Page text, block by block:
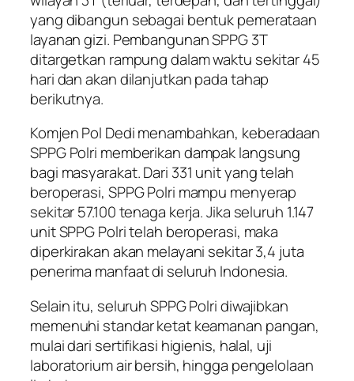
yang dibangun sebagai bentuk pemerataan
layanan gizi. Pembangunan SPPG 3T
ditargetkan rampung dalam waktu sekitar 45
hari dan akan dilanjutkan pada tahap
berikutnya.
Komjen Pol Dedi menambahkan, keberadaan
SPPG Polri memberikan dampak langsung
bagi masyarakat. Dari 331 unit yang telah
beroperasi, SPPG Polri mampu menyerap
sekitar 57.100 tenaga kerja. Jika seluruh 1.147
unit SPPG Polri telah beroperasi, maka
diperkirakan akan melayani sekitar 3,4 juta
penerima manfaat di seluruh Indonesia.
Selain itu, seluruh SPPG Polri diwajibkan
memenuhi standar ketat keamanan pangan,
mulai dari sertifikasi higienis, halal, uji
laboratorium air bersih, hingga pengelolaan